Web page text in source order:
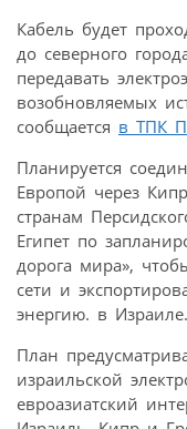
Кабель будет
до северного
передавать
возобновляемых
сообщается в ТПК
Планируется
Европой через
странам
Египет по
дорога мира»,
сети и
энергию. в Израиле.
План
израильской
евроазиатский